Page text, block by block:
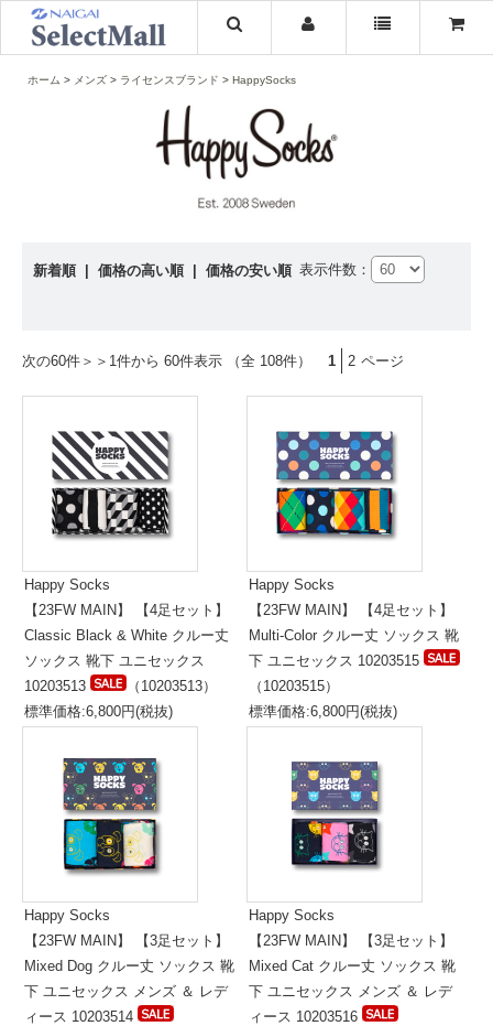
ホーム メンズ ライセンスブランド HappySocks
新着順 価格の高い順 価格の安い順 表示件数：
次の60件＞＞ 1件から 60件表示 （全 108件） 1 2 ページ
Happy Socks
【23FW MAIN】 【4足セット】
Classic Black & White クルー丈
ソックス 靴下 ユニセックス
10203513
（10203513）
標準価格:6,800円(税抜)
Happy Socks
【23FW MAIN】 【4足セット】
Multi-Color クルー丈 ソックス 靴
下 ユニセックス 10203515
（10203515）
標準価格:6,800円(税抜)
Happy Socks
【23FW MAIN】 【3足セット】
Mixed Dog クルー丈 ソックス 靴
下 ユニセックス メンズ ＆ レデ
ィース 10203514
Happy Socks
【23FW MAIN】 【3足セット】
Mixed Cat クルー丈 ソックス 靴
下 ユニセックス メンズ ＆ レデ
ィース 10203516